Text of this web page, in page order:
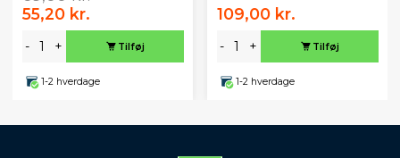
55,20 kr.
- + Tilføj
1-2 hverdage
109,00 kr.
- + Tilføj
1-2 hverdage